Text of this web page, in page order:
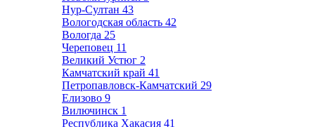
Нур-Султан 43
Вологодская область 42
Вологда 25
Череповец 11
Великий Устюг 2
Камчатский край 41
Петропавловск-Камчатский 29
Елизово 9
Вилючинск 1
Республика Хакасия 41